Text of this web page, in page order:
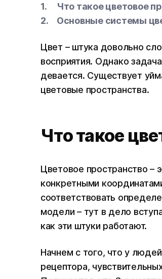
Что такое цветовое
Основные системы
Цвет – штука довольно
восприятия. Однако
девается. Существует
цветовые пространства.
Что такое
Цветовое пространство –
конкретными
соответствовать
модели – тут в дело
как эти штуки работают.
Начнем с того, что у
рецептора,